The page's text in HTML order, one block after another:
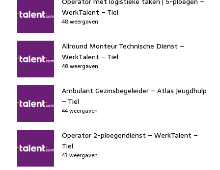
WerkTalent – Tiel
48 weergaven
Allround Monteur Technische Dienst –
WerkTalent – Tiel
48 weergaven
Ambulant Gezinsbegeleider – Atlas Jeugdhulp
– Tiel
44 weergaven
Operator 2-ploegendienst – WerkTalent –
Tiel
43 weergaven